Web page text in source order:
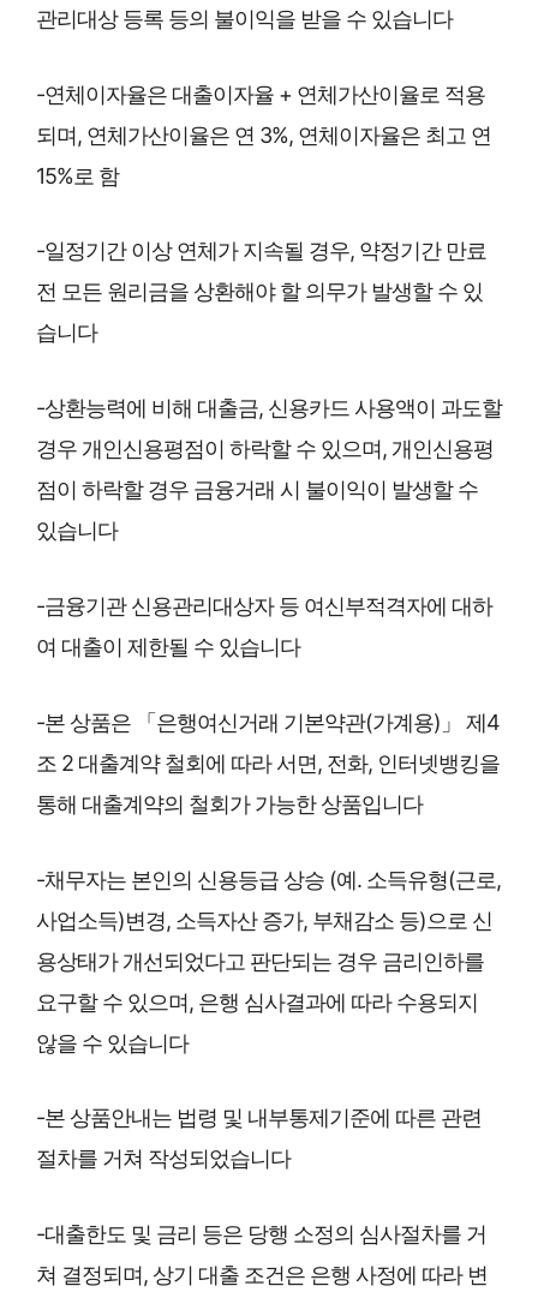
관리대상 등록 등의 불이익을 받을 수 있습니다
-연체이자율은 대출이자율 + 연체가산이율로 적용
되며, 연체가산이율은 연 3%, 연체이자율은 최고 연
15%로 함
-일정기간 이상 연체가 지속될 경우, 약정기간 만료
전 모든 원리금을 상환해야 할 의무가 발생할 수 있
습니다
-상환능력에 비해 대출금, 신용카드 사용액이 과도할
경우 개인신용평점이 하락할 수 있으며, 개인신용평
점이 하락할 경우 금융거래 시 불이익이 발생할 수
있습니다
-금융기관 신용관리대상자 등 여신부적격자에 대하
여 대출이 제한될 수 있습니다
-본 상품은 「은행여신거래 기본약관(가계용)」 제4
조 2 대출계약 철회에 따라 서면, 전화, 인터넷뱅킹을
통해 대출계약의 철회가 가능한 상품입니다
-채무자는 본인의 신용등급 상승 (예. 소득유형(근로,
사업소득)변경, 소득자산 증가, 부채감소 등)으로 신
용상태가 개선되었다고 판단되는 경우 금리인하를
요구할 수 있으며, 은행 심사결과에 따라 수용되지
않을 수 있습니다
-본 상품안내는 법령 및 내부통제기준에 따른 관련
절차를 거쳐 작성되었습니다
-대출한도 및 금리 등은 당행 소정의 심사절차를 거
쳐 결정되며, 상기 대출 조건은 은행 사정에 따라 변